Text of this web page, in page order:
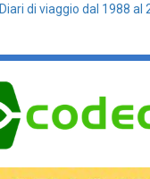
Diari di viaggio dal 1988 al